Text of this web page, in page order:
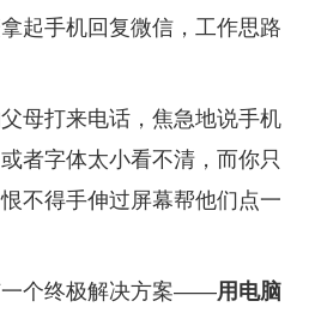
起手机回复微信，工作思路
母打来电话，焦急地说手机
者字体太小看不清，而你只
不得手伸过屏幕帮他们点一
一个终极解决方案——用电脑